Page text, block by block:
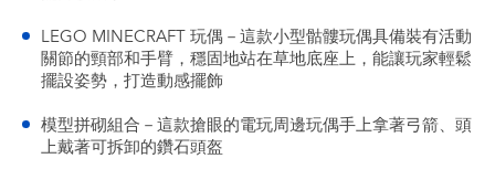
LEGO MINECRAFT 玩偶－這款小型骷髏玩偶具備裝有活動
關節的頸部和手臂，穩固地站在草地底座上，能讓玩家輕鬆
擺設姿勢，打造動感擺飾
模型拼砌組合－這款搶眼的電玩周邊玩偶手上拿著弓箭、頭
上戴著可拆卸的鑽石頭盔